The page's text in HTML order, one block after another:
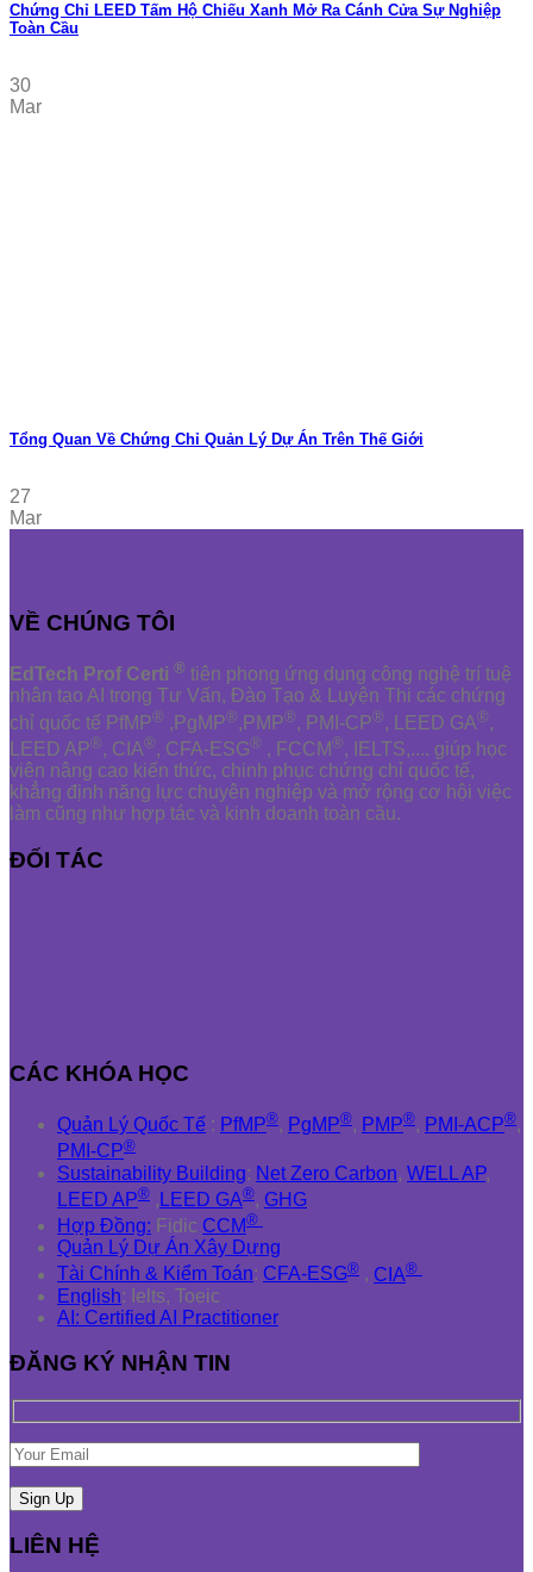
Chứng Chỉ LEED Tấm Hộ Chiếu Xanh Mở Ra Cánh Cửa Sự Nghiệp
Toàn Cầu
30
Mar
Tổng Quan Về Chứng Chỉ Quản Lý Dự Án Trên Thế Giới
27
Mar
VỀ CHÚNG TÔI
EdTech Prof Certi ® tiên phong ứng dụng công nghệ trí tuệ
nhân tạo AI trong Tư Vấn, Đào Tạo & Luyện Thi các chứng
chỉ quốc tế PfMP® ,PgMP®,PMP®, PMI-CP®, LEED GA®,
LEED AP®, CIA®, CFA-ESG® , FCCM®, IELTS,.... giúp học
viên nâng cao kiến thức, chinh phục chứng chỉ quốc tế,
khẳng định năng lực chuyên nghiệp và mở rộng cơ hội việc
làm cũng như hợp tác và kinh doanh toàn cầu.
ĐỐI TÁC
CÁC KHÓA HỌC
Quản Lý Quốc Tế : PfMP®, PgMP®, PMP®, PMI-ACP®,
PMI-CP®
Sustainability Building: Net Zero Carbon, WELL AP,
LEED AP® , LEED GA®, GHG
Hợp Đồng: Fidic CCM®
Quản Lý Dự Án Xây Dựng
Tài Chính & Kiểm Toán: CFA-ESG® , CIA®
English: Ielts, Toeic
AI: Certified AI Practitioner
ĐĂNG KÝ NHẬN TIN
LIÊN HỆ